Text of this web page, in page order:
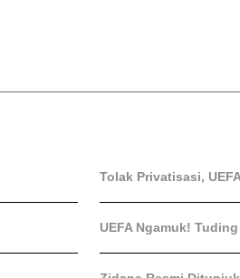
Tolak Privatisasi,
UEFA Ngamuk!